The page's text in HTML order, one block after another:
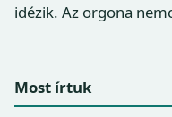
idézik. Az orgona
Most írtuk